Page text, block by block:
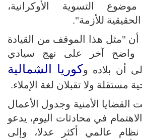
التسوية الأوكرانية،
للأزمة".
"مثل هذا الموقف من القيادة
واضح آخر على نهج سيادي
أن بلاده وكوريا الشمالية
مستقلة ولا تقبلان لغة الإملاء.
القضايا الأمنية وجدول الأعمال
في محادثات اليوم، يدعو
نظام عالمي أكثر عدلا، وإلى